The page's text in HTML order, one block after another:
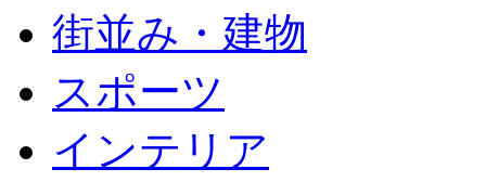
街並み・建物
スポーツ
インテリア